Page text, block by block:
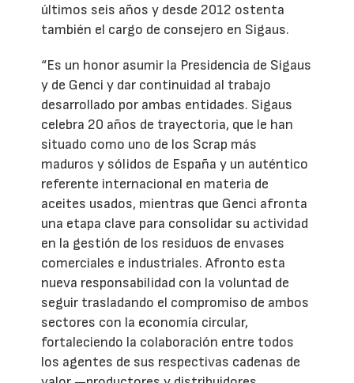
últimos seis años y desde 2012 ostenta
también el cargo de consejero en Sigaus.
“Es un honor asumir la Presidencia de Sigaus
y de Genci y dar continuidad al trabajo
desarrollado por ambas entidades. Sigaus
celebra 20 años de trayectoria, que le han
situado como uno de los Scrap más
maduros y sólidos de España y un auténtico
referente internacional en materia de
aceites usados, mientras que Genci afronta
una etapa clave para consolidar su actividad
en la gestión de los residuos de envases
comerciales e industriales. Afronto esta
nueva responsabilidad con la voluntad de
seguir trasladando el compromiso de ambos
sectores con la economía circular,
fortaleciendo la colaboración entre todos
los agentes de sus respectivas cadenas de